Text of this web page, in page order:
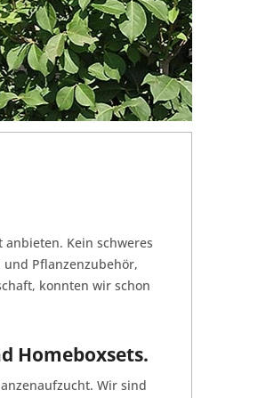
Kein schweres
Pflanzenzubehör,
konnten wir schon
Homeboxsets.
Wir sind